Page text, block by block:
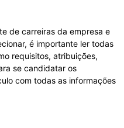
de carreiras da empresa e
é importante ler todas
requisitos, atribuições,
se candidatar os
com todas as informações